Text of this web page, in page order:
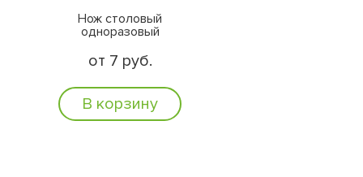
Нож столовый
одноразовый
от 7 руб.
В корзину